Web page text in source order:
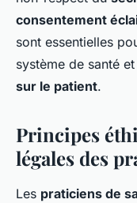
consentement
sont essentielles
système de santé
sur le patient.
Principes
légales des
Les praticiens de